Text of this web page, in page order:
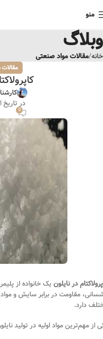
منو
وبلاگ
خانه مقالات مواد صنعتی
در تاریخ
0
در نایلون یک خانواده از
مقاومت در برابر سایش و مواد
دارد.
از مهم‌ترین مواد اولیه در تولید